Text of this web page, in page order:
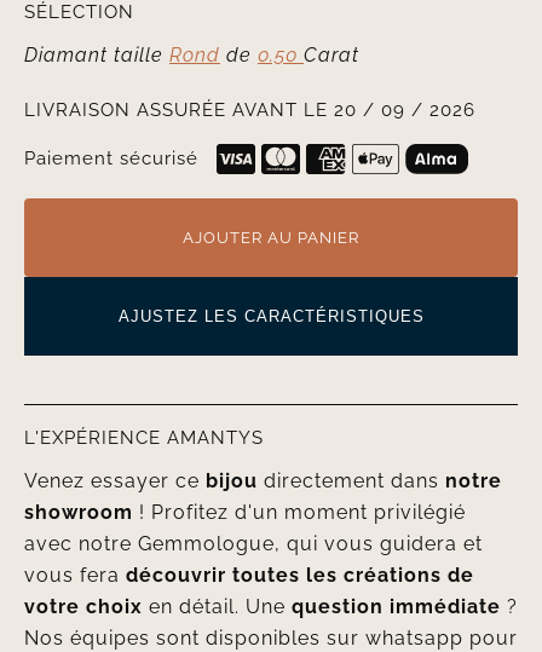
SÉLECTION
Diamant taille Rond de 0.50 Carat
LIVRAISON ASSURÉE AVANT LE 20 / 09 / 2026
Paiement sécurisé
AJOUTER AU PANIER
AJUSTEZ LES CARACTÉRISTIQUES
L'EXPÉRIENCE AMANTYS
Venez essayer ce bijou directement dans notre
showroom ! Profitez d'un moment privilégié
avec notre Gemmologue, qui vous guidera et
vous fera découvrir toutes les créations de
votre choix en détail. Une question immédiate ?
Nos équipes sont disponibles sur whatsapp pour